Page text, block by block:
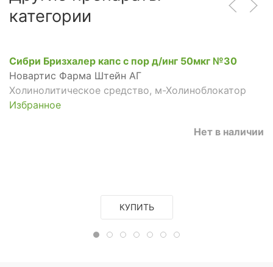
категории
Сибри Бризхалер капс с пор д/инг 50мкг №30
Новартис Фарма Штейн АГ
Холинолитическое средство, м-Холиноблокатор
Избранное
Нет в наличии
КУПИТЬ